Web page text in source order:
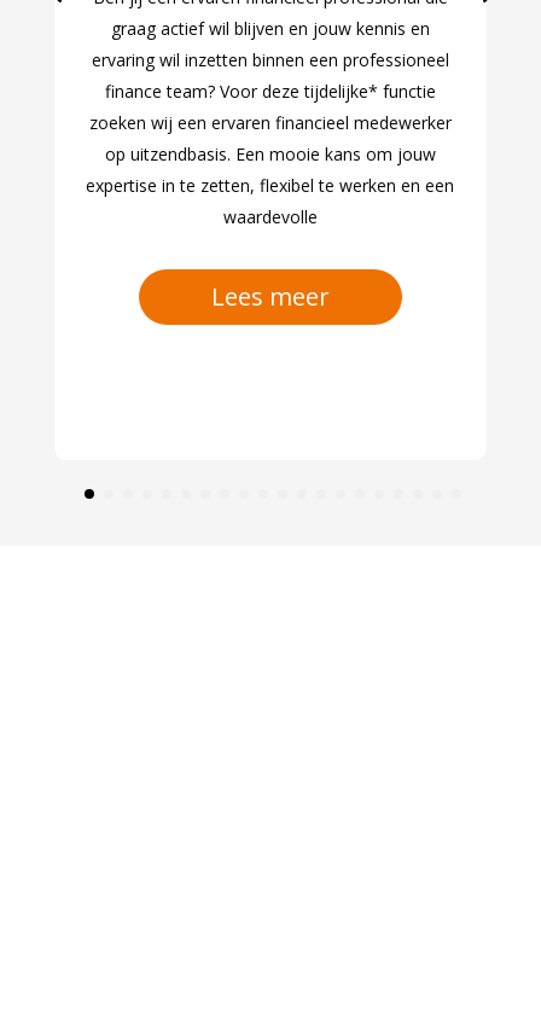
graag actief wil blijven en jouw kennis en
ervaring wil inzetten binnen een professioneel
finance team? Voor deze tijdelijke* functie
zoeken wij een ervaren financieel medewerker
op uitzendbasis. Een mooie kans om jouw
expertise in te zetten, flexibel te werken en een
waardevolle
Lees meer